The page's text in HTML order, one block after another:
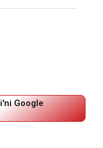
Google